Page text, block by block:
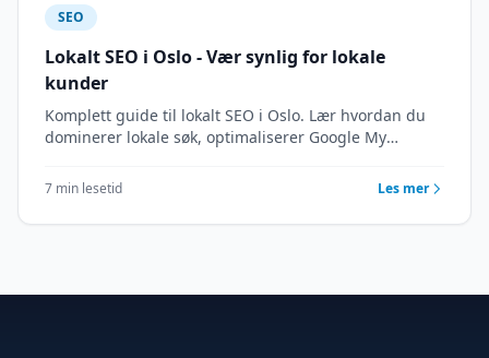
SEO
Lokalt SEO i Oslo - Vær synlig for lokale
kunder
Komplett guide til lokalt SEO i Oslo. Lær hvordan du
dominerer lokale søk, optimaliserer Google My
7 min lesetid Les mer